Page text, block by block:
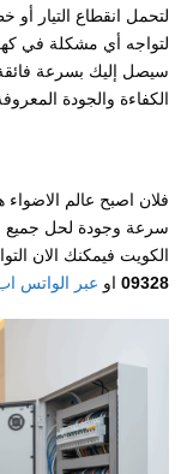
لتحمل انقطاع التيار أو
لتواجه أي مشكلة في
سيصل إليك بسرعة
الكفاءة والجودة
فلان اصبح عالم الاضواء
سرعة وجودة لحل جميع
الكويت فيمكنك الان
09328 او عبر الواتس